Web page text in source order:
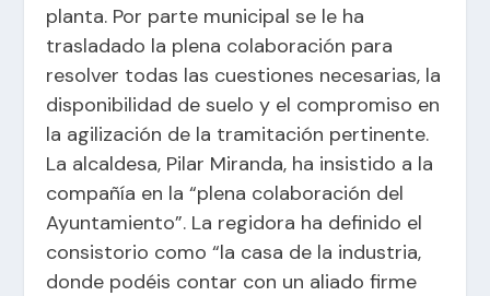
planta. Por parte municipal se le ha
trasladado la plena colaboración para
resolver todas las cuestiones necesarias, la
disponibilidad de suelo y el compromiso en
la agilización de la tramitación pertinente.
La alcaldesa, Pilar Miranda, ha insistido a la
compañía en la “plena colaboración del
Ayuntamiento”. La regidora ha definido el
consistorio como “la casa de la industria,
donde podéis contar con un aliado firme